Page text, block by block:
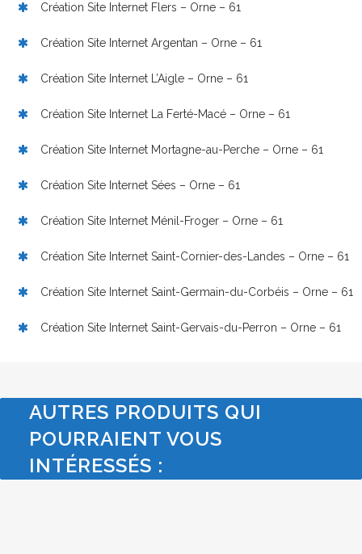
Création Site Internet Flers – Orne – 61
Création Site Internet Argentan – Orne – 61
Création Site Internet L’Aigle – Orne – 61
Création Site Internet La Ferté-Macé – Orne – 61
Création Site Internet Mortagne-au-Perche – Orne – 61
Création Site Internet Sées – Orne – 61
Création Site Internet Ménil-Froger – Orne – 61
Création Site Internet Saint-Cornier-des-Landes – Orne – 61
Création Site Internet Saint-Germain-du-Corbéis – Orne – 61
Création Site Internet Saint-Gervais-du-Perron – Orne – 61
AUTRES PRODUITS QUI
POURRAIENT VOUS
INTÉRESSÉS :